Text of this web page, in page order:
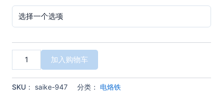
947-
加入购物车
SKU： saike-947 分类： 电烙铁